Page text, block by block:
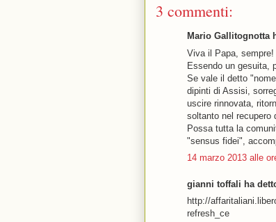
3 commenti:
Mario Gallitognotta
Viva il Papa, sempre!
Essendo un gesuita,
Se vale il detto
dipinti di Assisi,
uscire rinnovata,
soltanto nel recupero
Possa tutta la
"sensus fidei",
14 marzo 2013 alle
gianni toffali ha
http://
refresh_ce